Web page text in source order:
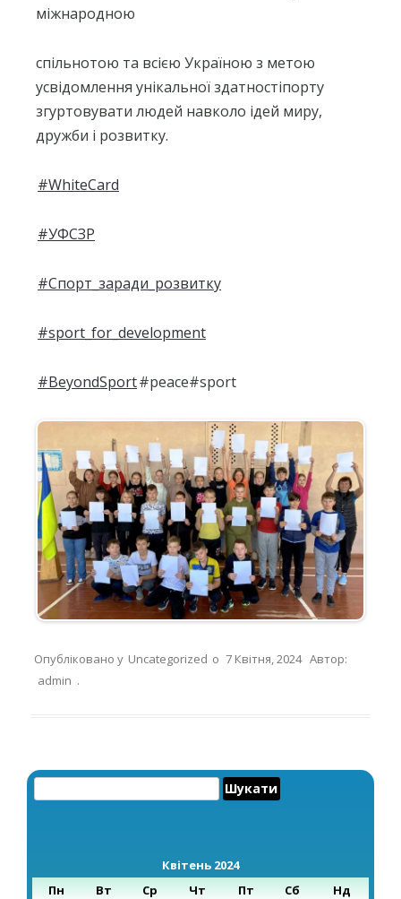
міжнародною
спільнотою та всією Україною з метою
усвідомлення унікальної здатностіпорту
згуртовувати людей навколо ідей миру,
дружби і розвитку.
#WhiteCard
#УФСЗР
#Спорт_заради_розвитку
#sport_for_development
#BeyondSport#peace#sport
Опубліковано у Uncategorized о 7 Квітня, 2024 Автор:
admin .
Квітень 2024
Пн
Вт Ср Чт Пт Сб Нд